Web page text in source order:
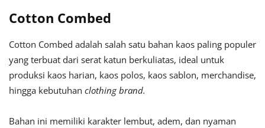
Cotton Combed
Cotton Combed adalah salah satu bahan kaos paling populer
yang terbuat dari serat katun berkuliatas, ideal untuk
produksi kaos harian, kaos polos, kaos sablon, merchandise,
hingga kebutuhan clothing brand.
Bahan ini memiliki karakter lembut, adem, dan nyaman